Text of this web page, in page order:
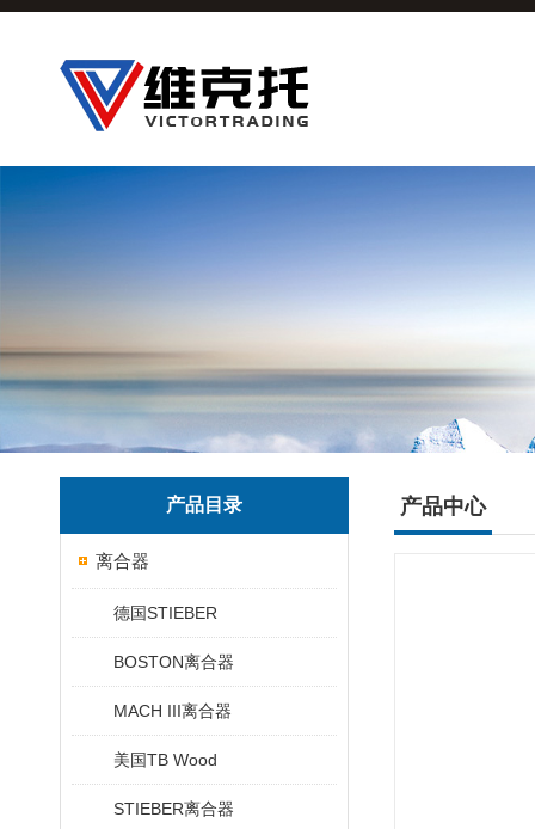
产品目录
离合器
德国STIEBER
BOSTON离合器
MACH III离合器
美国TB Wood
STIEBER离合器
产品中心